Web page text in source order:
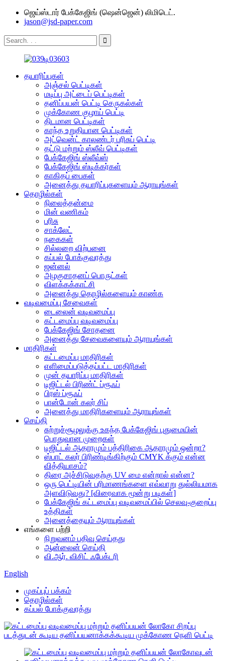
ஜெய்ஸ்டார் பேக்கேஜிங் (ஷென்ஜென்) லிமிடெட்.
jason@jsd-paper.com
தயாரிப்புகள்
அஞ்சல் பெட்டிகள்
மடிப்பு அட்டைப் பெட்டிகள்
தனிப்பயன் பெட்டி செருகல்கள்
முக்கோண குழாய் பெட்டி
திடமான பெட்டிகள்
காந்த உறுதியான பெட்டிகள்
அட்வென்ட் காலண்டர் பரிசுப் பெட்டி
தட்டு மற்றும் ஸ்லீவ் பெட்டிகள்
பேக்கேஜிங் ஸ்லீவ்ஸ்
பேக்கேஜிங் ஸ்டிக்கர்கள்
காகிதப் பைகள்
அனைத்து தயாரிப்புகளையும் ஆராயுங்கள்
தொழில்கள்
நிலைத்தன்மை
மின் வணிகம்
பரிசு
சாக்லேட்
நகைகள்
சில்லறை விற்பனை
கப்பல் போக்குவரத்து
ஜன்னல்
அழகுசாதனப் பொருட்கள்
விளக்கக்காட்சி
அனைத்து தொழில்களையும் காண்க
வடிவமைப்பு சேவைகள்
டைலைன் வடிவமைப்பு
கட்டமைப்பு வடிவமைப்பு
பேக்கேஜிங் சோதனை
அனைத்து சேவைகளையும் ஆராயுங்கள்
மாதிரிகள்
கட்டமைப்பு மாதிரிகள்
எளிமைப்படுத்தப்பட்ட மாதிரிகள்
முன் தயாரிப்பு மாதிரிகள்
டிஜிட்டல் பிரிண்ட் ப்ரூஃப்
பிரஸ் ப்ரூஃப்
பான்டோன் கலர் சிப்
அனைத்து மாதிரிகளையும் ஆராயுங்கள்
செய்தி
சுற்றுச்சூழலுக்கு உகந்த பேக்கேஜிங் புதுமையின்
பொதுவான முறைகள்
டிஜிட்டல் ஆதாரமும் பத்திரிகை ஆதாரமும் ஒன்றா?
ஸ்பாட் கலர் பிரிண்டிங்கிற்கும் CMYK க்கும் என்ன
வித்தியாசம்?
திரை அச்சிடுவதற்கு UV மை என்றால் என்ன?
ஒரு பெட்டியின் பரிமாணங்களை எவ்வாறு துல்லியமாக
அளவிடுவது? [விரைவாக மூன்று படிகள்]
பேக்கேஜிங் கட்டமைப்பு வடிவமைப்பில் செலவு-குறைப்பு
உத்திகள்
அனைத்தையும் ஆராயுங்கள்
எங்களை பற்றி
நிறுவனம் பதிவு செய்தது
ஆன்லைன் செய்தி
வி.ஆர். விசிட் ஃபேக்டரி
English
முகப்புப் பக்கம்
தொழில்கள்
கப்பல் போக்குவரத்து